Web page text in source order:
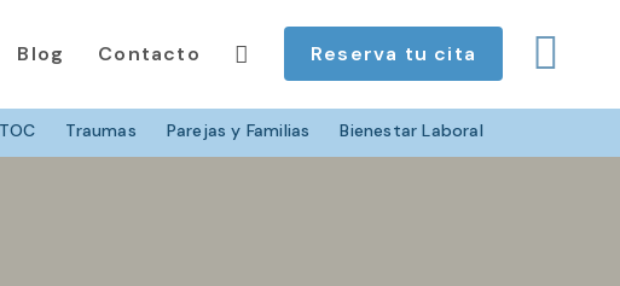
TOC Traumas Parejas y Familias Bienestar Laboral
Blog Contacto Reserva tu cita